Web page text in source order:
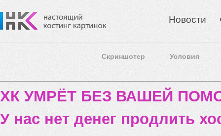
Новости
Скриншотер Условия
ХК УМРЁТ БЕЗ ВАШЕЙ
У нас нет денег продлить